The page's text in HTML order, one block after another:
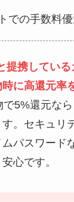
での手数料優
提携してい
に高還元率
5%還元な
。セキュリ
パスワード
心です。